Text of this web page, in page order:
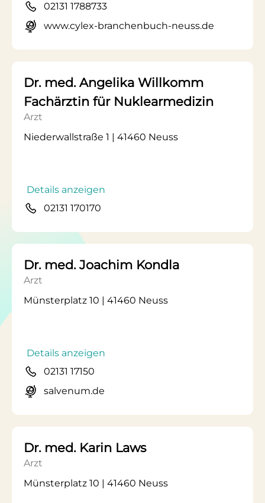
02131 1788733
www.cylex-branchenbuch-neuss.de
Dr. med. Angelika Willkomm
Fachärztin für Nuklearmedizin
Arzt
Niederwallstraße 1 | 41460 Neuss
Details anzeigen
02131 170170
Dr. med. Joachim Kondla
Arzt
Münsterplatz 10 | 41460 Neuss
Details anzeigen
02131 17150
salvenum.de
Dr. med. Karin Laws
Arzt
Münsterplatz 10 | 41460 Neuss